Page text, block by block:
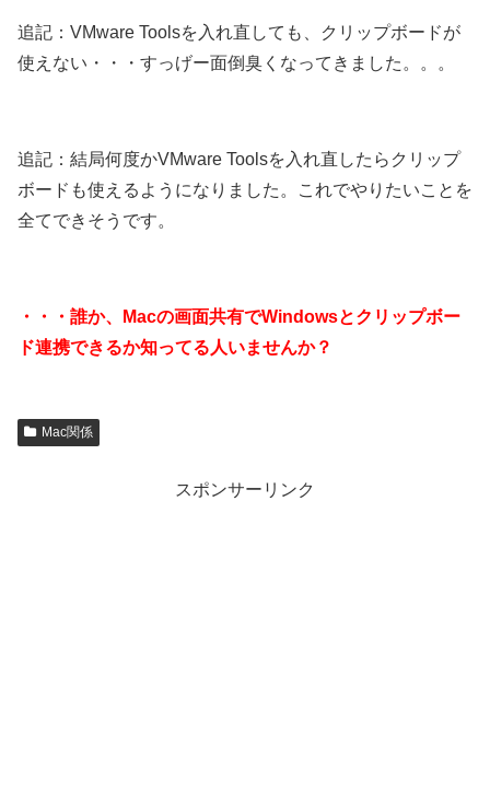
追記：VMware Toolsを入れ直しても、クリップボードが
使えない・・・すっげー面倒臭くなってきました。。。
追記：結局何度かVMware Toolsを入れ直したらクリップ
ボードも使えるようになりました。これでやりたいことを
全てできそうです。
・・・誰か、Macの画面共有でWindowsとクリップボー
ド連携できるか知ってる人いませんか？
Mac関係
スポンサーリンク